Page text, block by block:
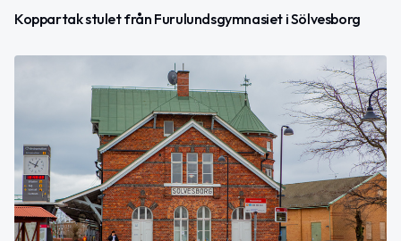
Koppartak stulet från Furulundsgymnasiet i Sölvesborg